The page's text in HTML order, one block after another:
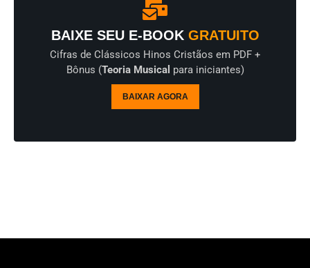
BAIXE SEU E-BOOKGRATUITO
Cifras de Clássicos Hinos Cristãos em PDF +
Bônus (Teoria Musical para iniciantes)
BAIXAR AGORA